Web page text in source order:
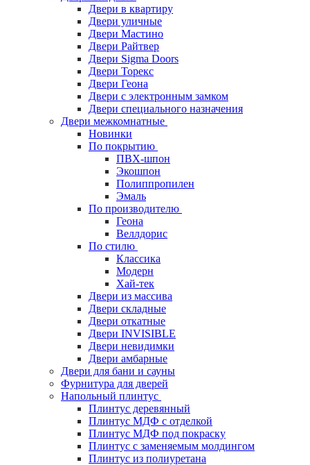
Двери в квартиру
Двери уличные
Двери Мастино
Двери Райтвер
Двери Sigma Doors
Двери Торекс
Двери Геона
Двери с электронным замком
Двери специального назначения
Двери межкомнатные
Новинки
По покрытию
ПВХ-шпон
Экошпон
Полиппропилен
Эмаль
По производителю
Геона
Веллдорис
По стилю
Классика
Модерн
Хай-тек
Двери из массива
Двери складные
Двери откатные
Двери INVISIBLE
Двери невидимки
Двери амбарные
Двери для бани и сауны
Фурнитура для дверей
Напольный плинтус
Плинтус деревянный
Плинтус МДФ с отделкой
Плинтус МДФ под покраску
Плинтус с заменяемым молдингом
Плинтус из полиуретана